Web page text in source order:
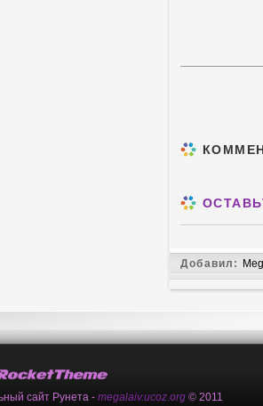
Добавил:
сайт Рунета - megalaiv.ucoz.org © 2011